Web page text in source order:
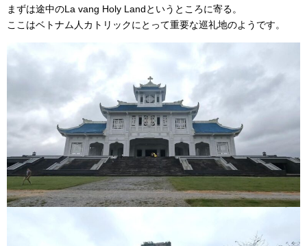
まずは途中のLa vang Holy Landというところに寄る。
ここはベトナム人カトリックにとって重要な巡礼地のようです。